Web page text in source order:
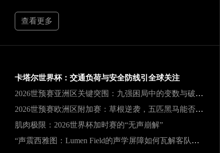
查看更多
卡塔尔世界杯：交通负荷与安全防线引全球关注
2026世预赛亚洲区关键突围：九强困局中的变数与破局之道
2026世预赛欧洲区附加赛：草根逆袭，五匹黑马能否撕裂旧格局？
肌肉极限：2026世界杯加时赛的“无声崩解”
“声震西雅图：Lumen Field的声学屏障如何瓦解客队进攻，与2026世界杯的降噪博弈”